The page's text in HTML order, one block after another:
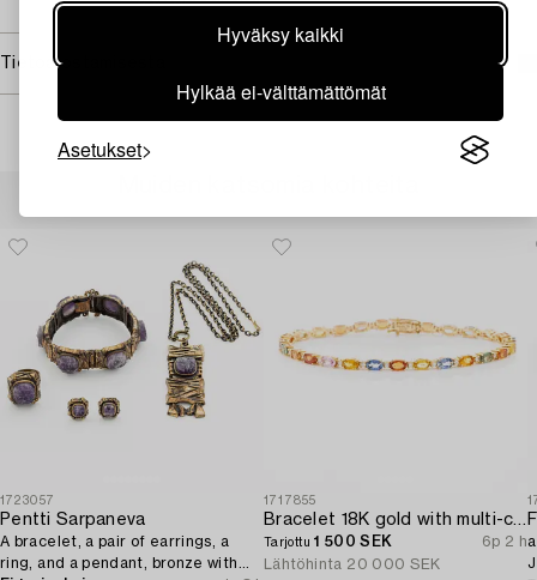
Hyväksy kaikki
Hylkää ei-välttämättömät
Asetukset
Tietoa ostamisesta
1723057
Pentti Sarpaneva
A bracelet, a pair of earrings, a
ring, and a pendant, bronze with
1717855
Bracelet 18K gold with multi-coloured sapphires and round brilliant-cut diamonds.
Tarjottu1 500 SEK
6p 2 h
Lähtöhinta 20 000 SEK